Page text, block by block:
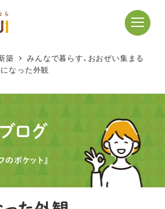
築
みんなで暮らす、おおぜい集まる
なった外観
ログ
のポケット』